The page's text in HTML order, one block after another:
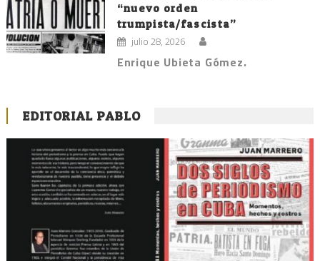
“nuevo orden
trumpista/fascista”
julio 28, 2026
Enrique Ubieta Gómez.
EDITORIAL PABLO